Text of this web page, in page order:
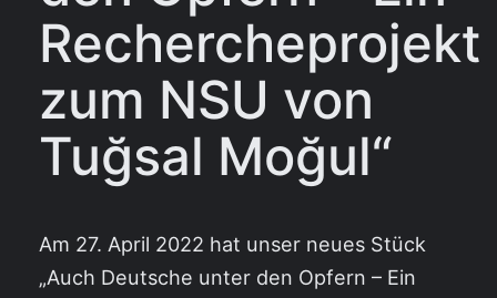
Rechercheprojekt
zum NSU von
Tuğsal Moğul“
Am 27. April 2022 hat unser neues Stück
„Auch Deutsche unter den Opfern – Ein